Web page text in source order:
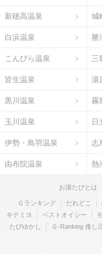
新穂高温泉 城
白浜温泉 勝
こんぴら温泉 三
皆生温泉 湯
黒川温泉 霧
玉川温泉 日
伊勢・鳥羽温泉 志
由布院温泉 熱
お湯たびとは
Ｇランキング だれどこ
キテミヨ
ベストオイシー
たびゆかし
Ｇ-Ranking 推し